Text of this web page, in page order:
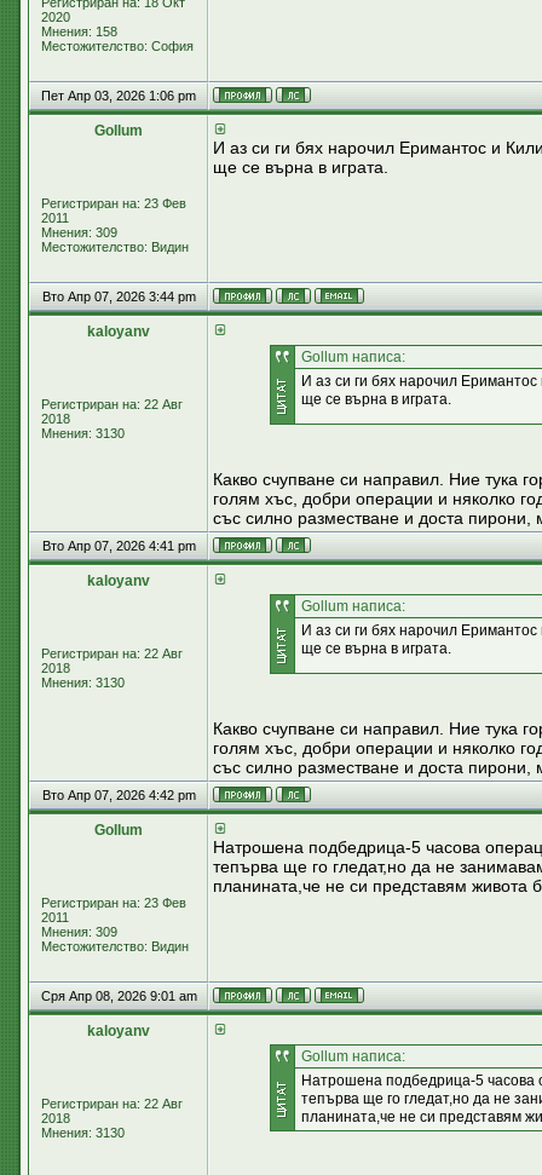
2020
Мнения: 158
Местожителство: София
Пет Апр 03, 2026 1:06 pm
Gollum
Регистриран на: 23 Фев
2011
Мнения: 309
Местожителство: Видин
И аз си ги бях нарочил Еримантос и
ще се върна в играта.
Вто Апр 07, 2026 3:44 pm
kaloyanv
Регистриран на: 22 Авг
2018
Мнения: 3130
Gollum написа:
И аз си ги бях нарочил
ще се върна в играта.
Какво счупване си направил. Ние тука
голям хъс, добри операции и няколко
със силно разместване и доста пирони,
Вто Апр 07, 2026 4:41 pm
kaloyanv
Регистриран на: 22 Авг
2018
Мнения: 3130
Gollum написа:
И аз си ги бях нарочил
ще се върна в играта.
Какво счупване си направил. Ние тука
голям хъс, добри операции и няколко
със силно разместване и доста пирони,
Вто Апр 07, 2026 4:42 pm
Gollum
Регистриран на: 23 Фев
2011
Мнения: 309
Местожителство: Видин
Натрошена подбедрица-5 часова
тепърва ще го гледат,но да не
планината,че не си представям живота
Сря Апр 08, 2026 9:01 am
kaloyanv
Регистриран на: 22 Авг
2018
Мнения: 3130
Gollum написа:
Натрошена подбедрица-5 часова
тепърва ще го гледат,но да не
планината,че не си представям